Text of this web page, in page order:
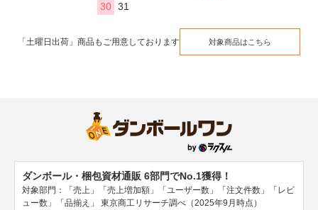
30 31
「土曜日出荷」商品もご用意しております 対象商品はこちら
ダンボール・梱包資材通販 6部門でNo.1獲得！
対象部門：「売上」「売上増加額」「ユーザー数」「注文件数」「レビ
ュー数」「品揃え」
東京商工リサーチ調べ（2025年9月時点）